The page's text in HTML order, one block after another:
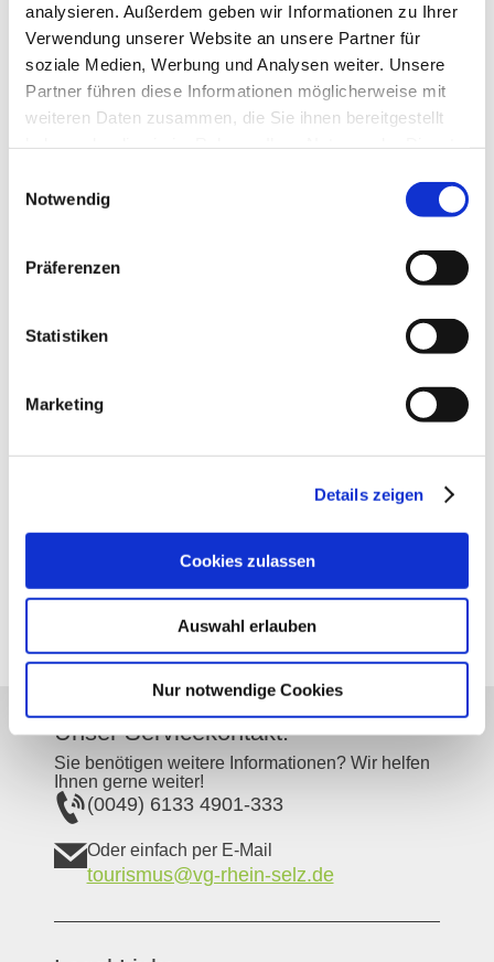
analysieren. Außerdem geben wir Informationen zu Ihrer
Verwendung unserer Website an unsere Partner für
soziale Medien, Werbung und Analysen weiter. Unsere
Partner führen diese Informationen möglicherweise mit
weiteren Daten zusammen, die Sie ihnen bereitgestellt
Notwendig
Präferenzen
Statistiken
Marketing
Details zeigen
Cookies zulassen
Auswahl erlauben
Nur notwendige Cookies
Gemeinde:
Bodenheim
110-130 m
Bereich:
Einzellage:
Bodenarten
LÖSS/PARARENDZINA
Unser Servicekontakt:
Sie benötigen weitere Informationen? Wir helfen
Ihnen gerne weiter!
(0049) 6133 4901-333
Oder einfach per E-Mail
tourismus@vg-rhein-selz.de